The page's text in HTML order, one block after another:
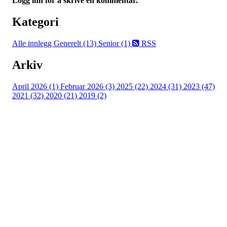
Kategori
Alle innlegg Generelt (13) Senior (1) RSS
Arkiv
April 2026 (1) Februar 2026 (3) 2025 (22) 2024 (31) 2023 (47)
2021 (32) 2020 (21) 2019 (2)